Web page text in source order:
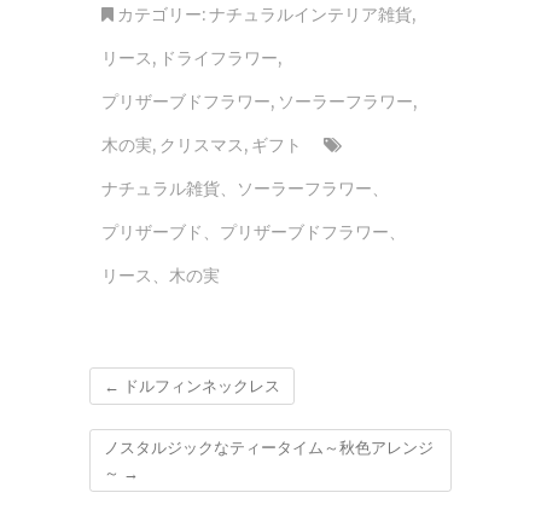
カテゴリー:ナチュラルインテリア雑貨,
リース, ドライフラワー,
プリザーブドフラワー, ソーラーフラワー,
木の実, クリスマス, ギフト
ナチュラル雑貨、 ソーラーフラワー、
プリザーブド 、 プリザーブドフラワー、
リース 、 木の実
← ドルフィンネックレス
ノスタルジックなティータイム～秋色アレンジ
～ →